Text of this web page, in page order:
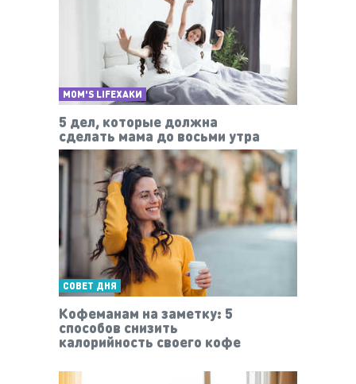
MOM'S LIFEХАКИ
5 дел, которые должна
сделать мама до восьми утра
СОВЕТ ДНЯ
Кофеманам на заметку: 5
способов снизить
калорийность своего кофе